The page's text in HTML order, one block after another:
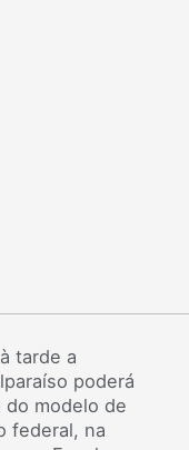
tarde a
poderá
do modelo de
federal, na